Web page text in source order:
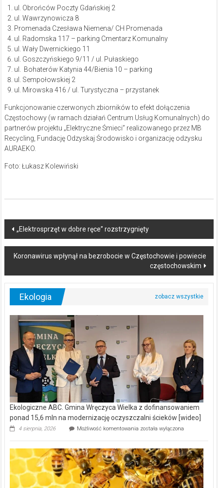
ul. Obrońców Poczty Gdańskiej 2
ul. Wawrzynowicza 8
Promenada Czesława Niemena/ CH Promenada
ul. Radomska 117 – parking Cmentarz Komunalny
ul. Wały Dwernickiego 11
ul. Goszczyńskiego 9/11 / ul. Pułaskiego
ul. Bohaterów Katynia 44/Bienia 10 – parking
ul. Sempołowskiej 2
ul. Mirowska 416 / ul. Turystyczna – przystanek
Funkcjonowanie czerwonych zbiorników to efekt dołączenia
Częstochowy (w ramach działań Centrum Usług Komunalnych) do
partnerów projektu „Elektryczne Śmieci” realizowanego przez MB
Recycling, Fundację Odzyskaj Środowisko i organizację odzysku
AURAEKO.
Foto: Łukasz Kolewiński
Post
navigation
„Elektrosprzęt w dobre ręce” rozstrzygnięty
Koronawirus wpłynął na bezrobocie w Częstochowie i powiecie
częstochowskim
Ekologia
Ekologiczne ABC. Gmina Wręczyca Wielka z dofinansowaniem
ponad 15,6 mln na modernizację oczyszczalni ścieków [wideo]
4 sierpnia, 2026 Możliwość komentowania Ekologiczne
Wręczyca
Wielka
z
dofinansowaniem
ponad
została wyłączona